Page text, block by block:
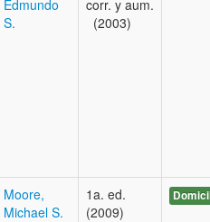
Edmundo
S.
corr. y aum.
(2003)
Moore,
Michael S.
1a. ed.
(2009)